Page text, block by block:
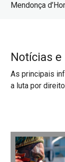
Mendonça
Notícias
As principais
a luta por